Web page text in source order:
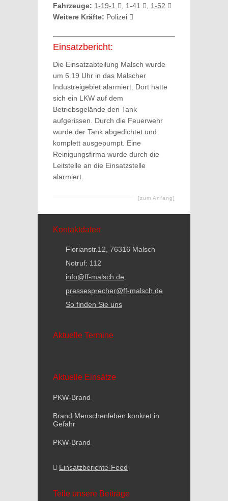
Fahrzeuge: 1-19-1 , 1-41
1-52
Weitere Kräfte: Polizei
Einsatzbericht:
Die Einsatzabteilung Malsch wurde
um 6.19 Uhr in das Malscher
Industreigebiet alarmiert. Dort hatte
sich ein LKW auf dem
Betriebsgelände den Tank
aufgerissen. Durch die Feuerwehr
wurde der Tank abgedichtet und
komplett ausgepumpt. Eine
Reinigungsfirma wurde durch die
Leitstelle an die Einsatzstelle
alarmiert.
[zum Anfang]
Kontaktdaten
Florianstr.12, 76316 Malsch
Notruf: 112
info@ff-malsch.de
pressesprecher@ff-malsch.de
So finden Sie uns
Aktuelle Termine
Aktuelle Einsätze
PKW-Brand
Brand Menschenleben konkret in
Gefahr
PKW-Brand
Einsatzberichte-Feed
Teile unsere Beiträge